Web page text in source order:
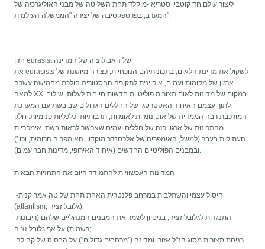
ליצור עולם חד קוטבי, סטריאו-מוקלד תחת השליטה של ​​מבני האוליגרכיה של
המערב, בפרספקטיבה של יצירה "הממשלה העולמית".
חזון eurasist של האבולוציה של המדינה
את eurasists לשקול את מדינת הלאום, בתכונותיהם הנוכחיות, כצורה מיושנת של
ארגון של מקומות ועמים, אופיינית לתקופה ההסטורית הולכת מחמישה עשרה
למאה XX. במקום של מדינות לאום תצורות פוליטיות חדשות חייבות לעלות, שילוב
לתוך עצמם האיחוד האסטרטגי של החללים הגדולים שביבשת עם המערכת
המורכבת רבה הממדית של אוטונומיות לאומיות, תרבותיות וכלכליות פנימיות. חלק
מהתכונות של ארגון כזה של חללים ועמים שאפשר לראות בשתי אימפריות
העתיקות בעבר (למשל, האימפריה של אלכסנדר מוקדון, האימפריה הרומית, וכו ')
המדינות העכשוויות להתמודד היום את התחזיות הבאות
-חיסול עצמי והשתלבות במרחב פלנטרית האחת תחת שליטה אמריקנית
(atlantism, גלובליזציה);
התנגדות לגלובליזציה, בניסיון לשמר את המבנים המנהליים שלהם (ריבונות
רשמית) על אף גלובליזציה;